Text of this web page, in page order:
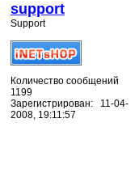
support
Support
Количество сообщений
1199
Зарегистрирован: 11-04-
2008, 19:11:57